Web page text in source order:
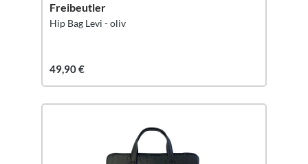
Freibeutler
Hip Bag Levi - oliv
49,90 €